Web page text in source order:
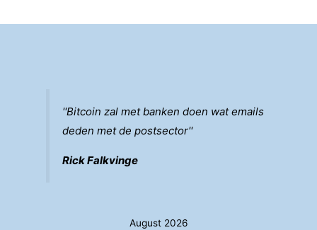
''Bitcoin zal met banken doen wat emails
deden met de postsector''
Rick Falkvinge
August 2026